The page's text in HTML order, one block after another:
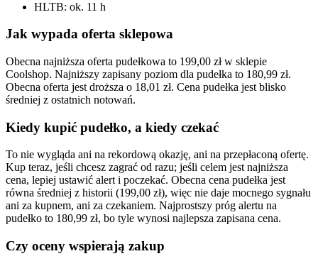
HLTB: ok. 11 h
Jak wypada oferta sklepowa
Obecna najniższa oferta pudełkowa to 199,00 zł w sklepie
Coolshop. Najniższy zapisany poziom dla pudełka to 180,99 zł.
Obecna oferta jest droższa o 18,01 zł. Cena pudełka jest blisko
średniej z ostatnich notowań.
Kiedy kupić pudełko, a kiedy czekać
To nie wygląda ani na rekordową okazję, ani na przepłaconą ofertę.
Kup teraz, jeśli chcesz zagrać od razu; jeśli celem jest najniższa
cena, lepiej ustawić alert i poczekać. Obecna cena pudełka jest
równa średniej z historii (199,00 zł), więc nie daje mocnego sygnału
ani za kupnem, ani za czekaniem. Najprostszy próg alertu na
pudełko to 180,99 zł, bo tyle wynosi najlepsza zapisana cena.
Czy oceny wspierają zakup